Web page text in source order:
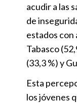
acudir a las
de
estados con
Tabasco
(33,3 %) y
Esta
los jóvenes